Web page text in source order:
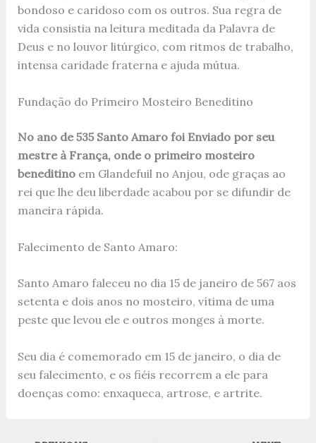
bondoso e caridoso com os outros. Sua regra de
vida consistia na leitura meditada da Palavra de
Deus e no louvor litúrgico, com ritmos de trabalho,
intensa caridade fraterna e ajuda mútua.
Fundação do Primeiro Mosteiro Beneditino
No ano de 535 Santo Amaro foi Enviado por seu
mestre à França, onde o primeiro mosteiro
beneditinoem Glandefuil no Anjou, ode graças ao
rei que lhe deu liberdade acabou por se difundir de
maneira rápida.
Falecimento de Santo Amaro:
Santo Amaro faleceu no dia 15 de janeiro de 567 aos
setenta e dois anos no mosteiro, vítima de uma
peste que levou ele e outros monges à morte.
Seu dia é comemorado em 15 de janeiro, o dia de
seu falecimento, e os fiéis recorrem a ele para
doenças como: enxaqueca, artrose, e artrite.